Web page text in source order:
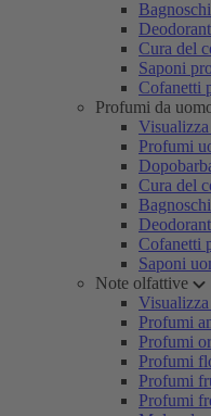
Cura del
Saponi
Cofanetti
Profumi da
Profumi
Cura del
Cofanetti
Saponi
Note olfattive
Profumi
Profumi
Profumi
Profumi
Profumi